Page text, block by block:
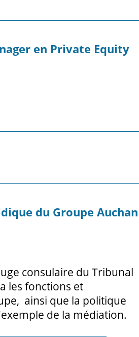
en Private Equity
du Groupe Auchan
consulaire du Tribunal
les fonctions et
ainsi que la politique
de la médiation.